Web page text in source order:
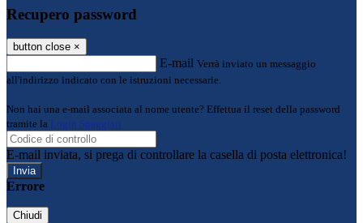
Recupero password
button close ×
E-mail Verrà inviato un messaggio
all'indirizzo indicato con le istruzioni necessarie.
Non hai una e-mail associata al nome utente? Effettua il reset della password
tramite la Login Spaggiari
E-mail inviata, si prega di controllare la casella di posta elettronica!
Errore
Chiudi